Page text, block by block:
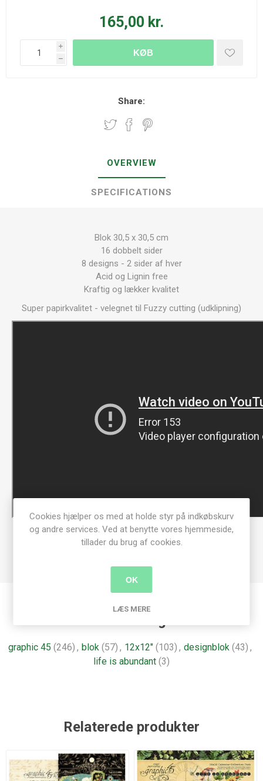
165,00 kr.
i
h
KØB
Share:
OVERVIEW
SPECIFICATIONS
Blok 30,5 x 30,5 cm
16 dobbelt sider
8 designs - 2 sider af hver
Acid og Lignin free
Kraftig og lækker kvalitet
Super papirkvalitet - velegnet til Fuzzy cutting (udklipning)
graphic 45 (246) , blok (57) , 12x12" (103) , designblok (43) ,
life is abundant (3)
Relaterede produkter
Cookies hjælper os med at holde styr på indkøbskurv
og andre services. Ved at benytte vores hjemmeside,
tillader du brug af cookies.
OK
LÆS MERE